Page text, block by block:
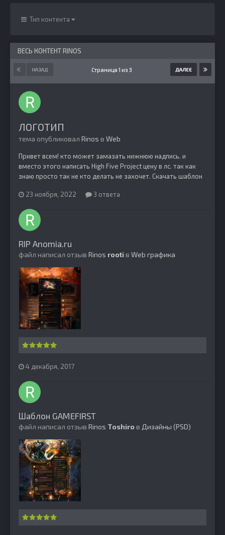
Тип контента
ВЕСЬ КОНТЕНТ RINOS
НАЗАД ДАЛЕЕ
Страница 1 из 3
ЛОГОТИП
тема опубликовал Rinos в Web
Привет всем! кто может замазать нижнюю надпись. и
вместо этого написать High Five Project цену в лс. так как
знаю просто так не кто делать не захочет. Скачать шаблон
23 ноября, 2022 3 ответа
RIP Anomia.ru
файл написал отзыв Rinos rooti в Web графика
4 декабря, 2017
Шаблон GAMEFIRST
файл написал отзыв Rinos Toshiro в Дизайны (PSD)